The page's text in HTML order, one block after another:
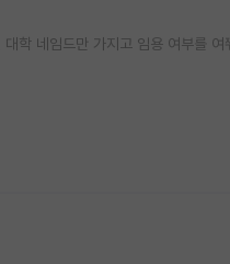
학 네임드만 가지고 임용 여부를 여